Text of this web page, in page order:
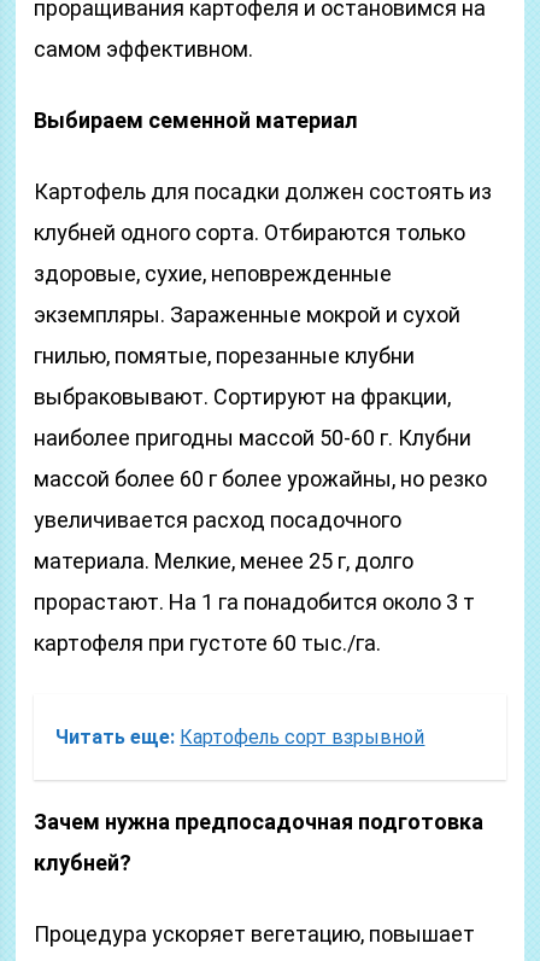
проращивания картофеля и остановимся на
самом эффективном.
Выбираем семенной материал
Картофель для посадки должен состоять из
клубней одного сорта. Отбираются только
здоровые, сухие, неповрежденные
экземпляры. Зараженные мокрой и сухой
гнилью, помятые, порезанные клубни
выбраковывают. Сортируют на фракции,
наиболее пригодны массой 50-60 г. Клубни
массой более 60 г более урожайны, но резко
увеличивается расход посадочного
материала. Мелкие, менее 25 г, долго
прорастают. На 1 га понадобится около 3 т
картофеля при густоте 60 тыс./га.
Читать еще: Картофель сорт взрывной
Зачем нужна предпосадочная подготовка
клубней?
Процедура ускоряет вегетацию, повышает